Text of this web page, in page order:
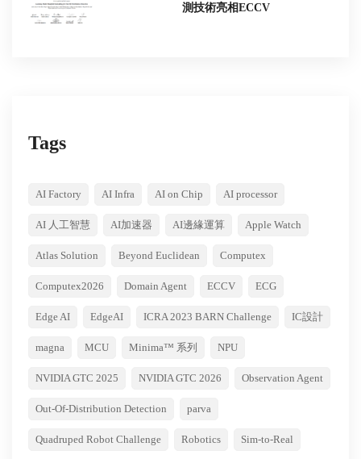
測技術亮相ECCV
Tags
AI Factory AI Infra AI on Chip AI processor
AI 人工智慧 AI加速器 AI邊緣運算 Apple Watch
Atlas Solution Beyond Euclidean Computex
Computex2026 Domain Agent ECCV ECG
Edge AI EdgeAI ICRA 2023 BARN Challenge IC設計
magna MCU Minima™ 系列 NPU
NVIDIA GTC 2025 NVIDIA GTC 2026 Observation Agent
Out-Of-Distribution Detection parva
Quadruped Robot Challenge Robotics Sim-to-Real